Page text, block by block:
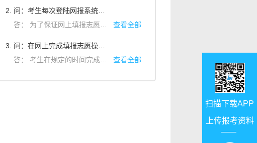
学院、中国音乐学院、北京电影学院、北京舞蹈学院、中国戏曲学院、天津
2. 问：考生每次登陆网报系统运行的时常是多少?
答： 为了保证网上填报志愿工作的顺利进行，考生每次登陆进入系统页面后进行操作的最长允许的时间为15分钟，显示屏右下角有”填报页面停留时间提示”窗口，如延时未”确认提交”，则系统自动退出，本次填报志愿操作无效. 查看全部
3. 问：在网上完成填报志愿操作后怎样安全退出?
答： 考生在规定的时间完成网上填报志愿操作后，必须点击安全退出按钮，退出系统，关闭浏览器，结束本次填报志愿操作。 查看全部
扫描下载APP
上传报考资料